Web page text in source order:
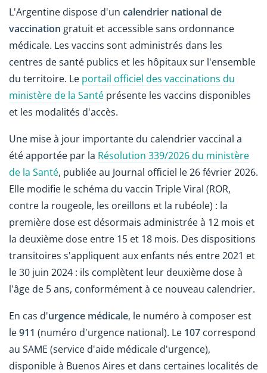
L'Argentine dispose d'un calendrier national de
vaccination gratuit et accessible sans ordonnance
médicale. Les vaccins sont administrés dans les
centres de santé publics et les hôpitaux sur l'ensemble
du territoire. Le portail officiel des vaccinations du
ministère de la Santé présente les vaccins disponibles
et les modalités d'accès.
Une mise à jour importante du calendrier vaccinal a
été apportée par la Résolution 339/2026 du ministère
de la Santé, publiée au Journal officiel le 26 février 2026.
Elle modifie le schéma du vaccin Triple Viral (ROR,
contre la rougeole, les oreillons et la rubéole) : la
première dose est désormais administrée à 12 mois et
la deuxième dose entre 15 et 18 mois. Des dispositions
transitoires s'appliquent aux enfants nés entre 2021 et
le 30 juin 2024 : ils complètent leur deuxième dose à
l'âge de 5 ans, conformément à ce nouveau calendrier.
En cas d'urgence médicale, le numéro à composer est
le911 (numéro d'urgence national). Le 107 correspond
au SAME (service d'aide médicale d'urgence),
disponible à Buenos Aires et dans certaines localités de